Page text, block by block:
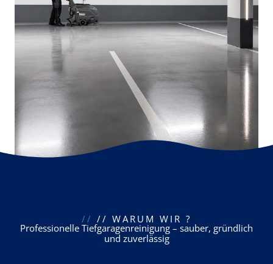
// // WARUM WIR ?
Professionelle Tiefgaragenreinigung – sauber, gründlich
und zuverlässig